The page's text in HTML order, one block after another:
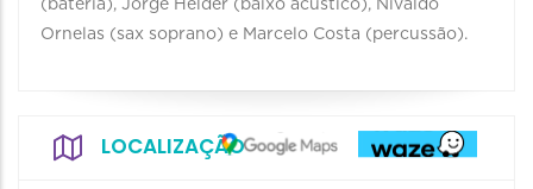
(bateria), Jorge Hélder (baixo acústico), Nivaldo
Ornelas (sax soprano) e Marcelo Costa (percussão).
LOCALIZAÇÃO